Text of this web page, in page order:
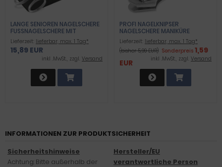
LANGE SENIOREN NAGELSCHERE
FUSSNAGELSCHERE MIT M
IKROZAHNUNG UND K
RÄFTIGEN GRIFFEN - A
LTERNATIVE NAGELZANGE ALS S
CHERE IM ETUI - FUSSPFLEGE FÜ
Lieferzeit: lieferbar, max. 1 Tag*
15,89 EUR
inkl .MwSt., zzgl. Versand
PROFI NAGELKNIPSER
NAGELSCHERE MANIKÜRE
KNIPSER NAIL CUTTER
EDELSTAHL ROSTFREI MIT
SCHARFER SEITLICHER
SCHNITTFLÄCHE
Lieferzeit: lieferbar, max. 1 Tag*
(bisher 5,99 EUR) Sonderpreis 1,59
EUR
inkl .MwSt., zzgl. Versand
INFORMATIONEN ZUR PRODUKTSICHERHEIT
Sicherheitshinweise
Achtung: Bitte außerhalb der
Hersteller/EU
verantwortliche Person